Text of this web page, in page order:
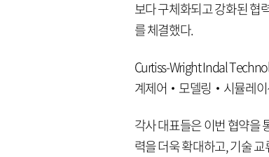
보다 구체화되고 강화된 협
를 체결했다.
Curtiss-Wright Indal
계제어‧모델링‧시뮬레이
각사 대표들은 이번 협약을
력을 더욱 확대하고, 기술